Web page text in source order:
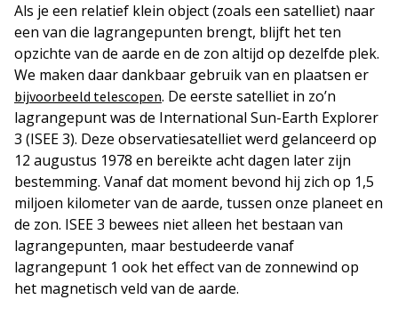
Als je een relatief klein object (zoals een satelliet) naar
een van die lagrangepunten brengt, blijft het ten
opzichte van de aarde en de zon altijd op dezelfde plek.
We maken daar dankbaar gebruik van en plaatsen er
bijvoorbeeld telescopen. De eerste satelliet in zo’n
lagrangepunt was de International Sun-Earth Explorer
3 (ISEE 3). Deze observatiesatelliet werd gelanceerd op
12 augustus 1978 en bereikte acht dagen later zijn
bestemming. Vanaf dat moment bevond hij zich op 1,5
miljoen kilometer van de aarde, tussen onze planeet en
de zon. ISEE 3 bewees niet alleen het bestaan van
lagrangepunten, maar bestudeerde vanaf
lagrangepunt 1 ook het effect van de zonnewind op
het magnetisch veld van de aarde.